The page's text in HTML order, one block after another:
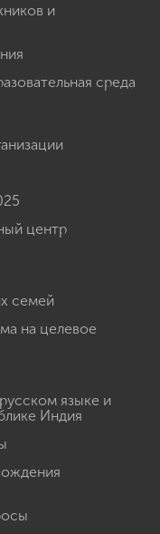
и
среда
центр
семей
на целевое
языке и
Индия